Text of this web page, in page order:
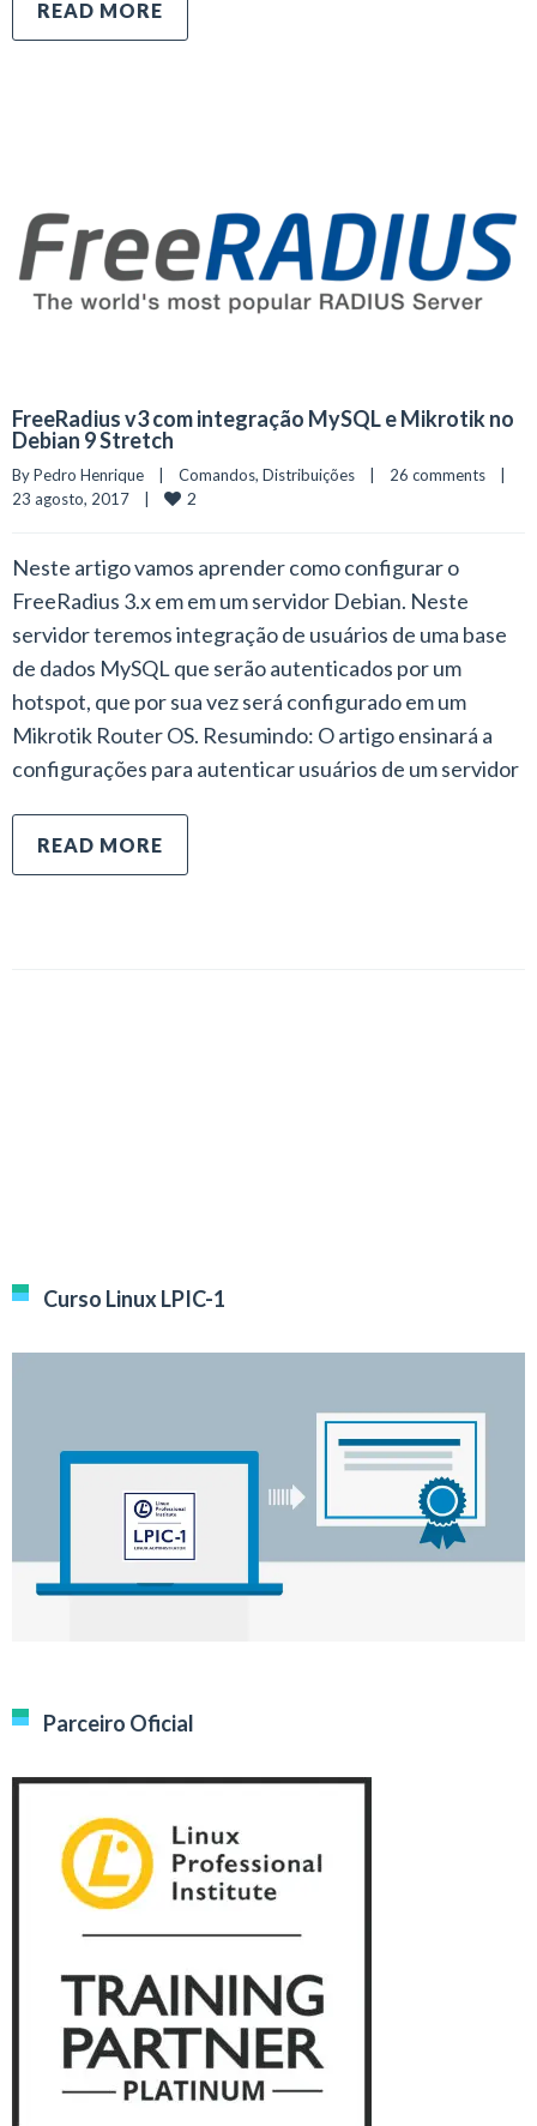
READ MORE
FreeRadius v3 com integração MySQL e Mikrotik no
Debian 9 Stretch
By Pedro Henrique Comandos, Distribuições 26 comments
23 agosto, 2017
2
Neste artigo vamos aprender como configurar o
FreeRadius 3.x em em um servidor Debian. Neste
servidor teremos integração de usuários de uma base
de dados MySQL que serão autenticados por um
hotspot, que por sua vez será configurado em um
Mikrotik Router OS. Resumindo: O artigo ensinará a
configurações para autenticar usuários de um servidor
READ MORE
Curso Linux LPIC-1
Parceiro Oficial